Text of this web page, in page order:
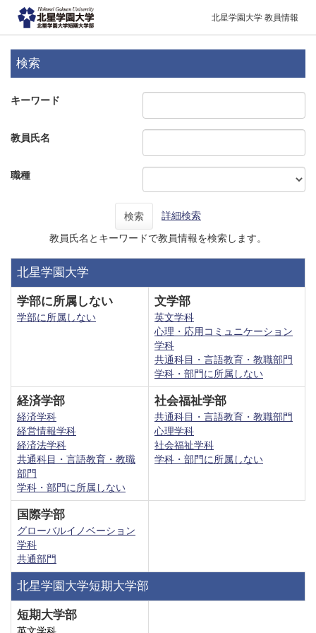
北星学園大学 教員情報
検索
キーワード
教員氏名
職種
検索 詳細検索
教員氏名とキーワードで教員情報を検索します。
北星学園大学
学部に所属しない
学部に所属しない
文学部
英文学科
心理・応用コミュニケーション
学科
共通科目・言語教育・教職部門
学科・部門に所属しない
経済学部
経済学科
経営情報学科
経済法学科
共通科目・言語教育・教職
部門
学科・部門に所属しない
社会福祉学部
共通科目・言語教育・教職部門
心理学科
社会福祉学科
学科・部門に所属しない
国際学部
グローバルイノベーション
学科
共通部門
北星学園大学短期大学部
短期大学部